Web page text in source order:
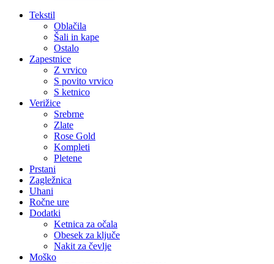
Tekstil
Oblačila
Šali in kape
Ostalo
Zapestnice
Z vrvico
S povito vrvico
S ketnico
Verižice
Srebrne
Zlate
Rose Gold
Kompleti
Pletene
Prstani
Zagležnica
Uhani
Ročne ure
Dodatki
Ketnica za očala
Obesek za ključe
Nakit za čevlje
Moško